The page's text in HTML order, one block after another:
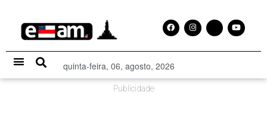
quinta-feira, 06, agosto, 2026
Publicidade